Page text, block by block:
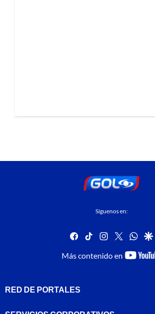
Síguenos en:
facebook
tiktok instagram
twitter
Más contenido en
RED DE PORTALES